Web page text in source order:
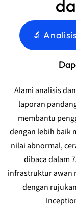
🔬
Alami analisis
laporan
membantu
dengan lebih baik
nilai abnormal,
dibaca dalam
infrastruktur awan
dengan